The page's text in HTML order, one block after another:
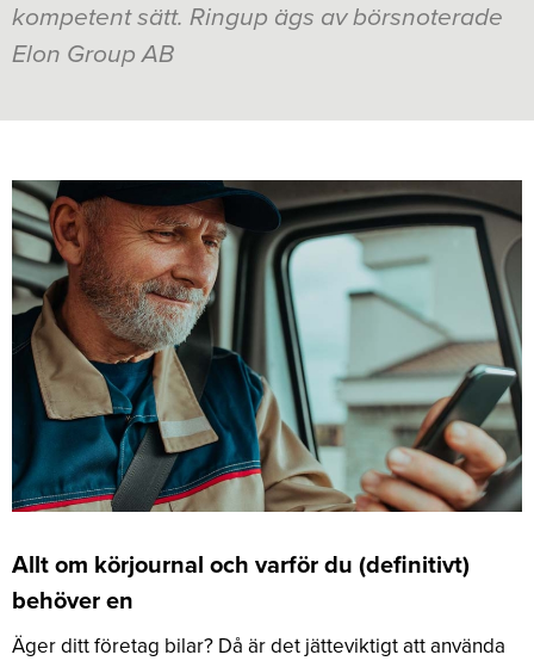
kompetent sätt. Ringup ägs av börsnoterade
Elon Group AB
Allt om körjournal och varför du (definitivt)
behöver en
Äger ditt företag bilar? Då är det jätteviktigt att använda